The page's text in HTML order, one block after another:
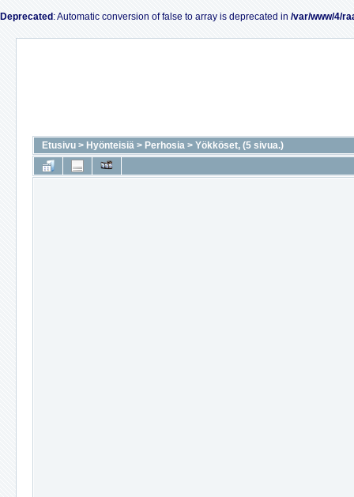
Deprecated : Automatic conversion of false to array is deprecated in /var/www/4/
Etusivu > Hyönteisiä > Perhosia > Yökköset, (5 sivua.)